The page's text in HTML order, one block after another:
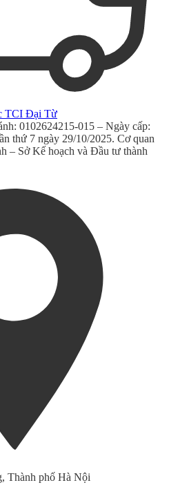
TCI Đại Từ
0102624215-015 – Ngày cấp:
thứ 7 ngày 29/10/2025. Cơ quan
– Sở Kế hoạch và Đầu tư thành
Thành phố Hà Nội